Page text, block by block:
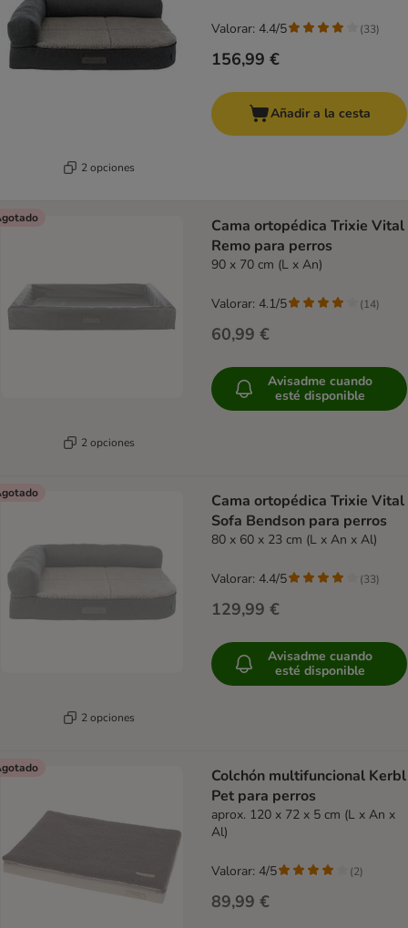
2 opciones
156,99 €
Valorar: 4.4/5 (33)
Añadir a la cesta
2 opciones
Cama ortopédica Trixie Vital
Remo para perros
90 x 70 cm (L x An)
60,99 €
Valorar: 4.1/5 (14)
Avisadme cuando
esté disponible
2 opciones
Cama ortopédica Trixie Vital
Sofa Bendson para perros
80 x 60 x 23 cm (L x An x Al)
129,99 €
Valorar: 4.4/5 (33)
Avisadme cuando
esté disponible
Colchón multifuncional Kerbl
Pet para perros
aprox. 120 x 72 x 5 cm (L x An x
Al)
89,99 €
Valorar: 4/5 (2)